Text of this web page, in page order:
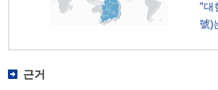
"대
號)
근거